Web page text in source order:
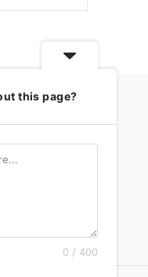
this page?
0 / 400